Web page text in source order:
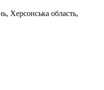
Херсонська область,